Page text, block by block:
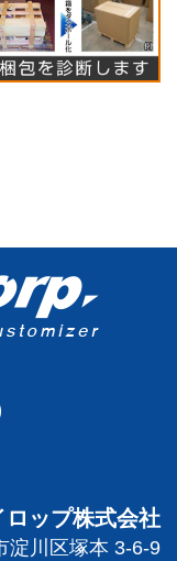
ロップ株式会社
淀川区塚本 3-6-9